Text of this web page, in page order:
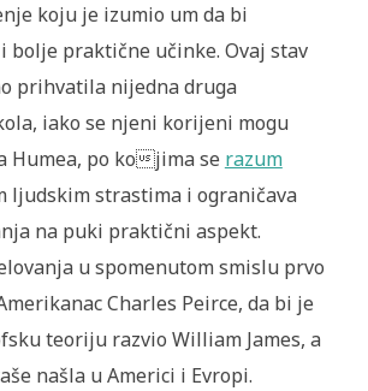
koju je izumio um da bi
bolje praktične učinke. Ovaj stav
prihvatila nijedna druga
iako se njeni korijeni mogu
Humea, po kojima se razum
ljudskim strastima i ograničava
na puki praktični aspekt.
u spomenutom smislu prvo
Charles Peirce, da bi je
teoriju razvio William James, a
našla u Americi i Evropi.